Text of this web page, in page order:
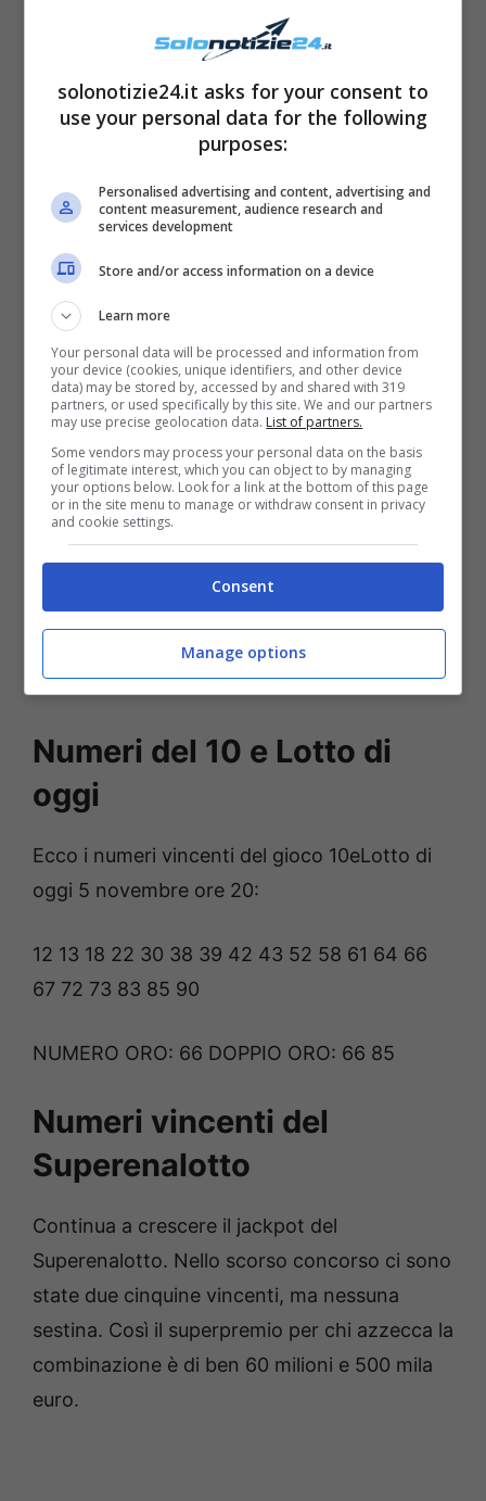
Abbinato al gioco del Lotto il gioco gratuito di
Simbolotto che ogni mese è legato ad una
ruota. Per il mese di Novembre Simbolotto si
gioca con la Ruota di Torino. Per ogni
schedina giocata vengono assegnati 5
simboli. Se vengono estratti in base alla
vostra giocata al Lotto vincete. Per 1 euro
giocato e 5 simboli indovinati la vincita è di 10
mila euro!
SIMBOLI ESTRATTI: 3 GATTA/ 5 MANO/ 43
FUNGHI / 38 PIGNA / 23 AMO
Numeri del 10 e Lotto di
oggi
Ecco i numeri vincenti del gioco 10eLotto di
oggi 5 novembre ore 20:
12 13 18 22 30 38 39 42 43 52 58 61 64 66
67 72 73 83 85 90
NUMERO ORO: 66 DOPPIO ORO: 66 85
Numeri vincenti del
Superenalotto
Continua a crescere il jackpot del
Superenalotto. Nello scorso concorso ci sono
state due cinquine vincenti, ma nessuna
sestina. Così il superpremio per chi azzecca la
combinazione è di ben 60 milioni e 500 mila
euro.
solonotizie24.it asks for your consent to
use your personal data for the following
purposes:
Personalised advertising and content, advertising and
content measurement, audience research and
services development
Store and/or access information on a device
Learn more
Your personal data will be processed and information from
your device (cookies, unique identifiers, and other device
data) may be stored by, accessed by and shared with 319
partners, or used specifically by this site. We and our partners
may use precise geolocation data. List of partners.
Some vendors may process your personal data on the basis
of legitimate interest, which you can object to by managing
your options below. Look for a link at the bottom of this page
or in the site menu to manage or withdraw consent in privacy
and cookie settings.
Consent
Manage options